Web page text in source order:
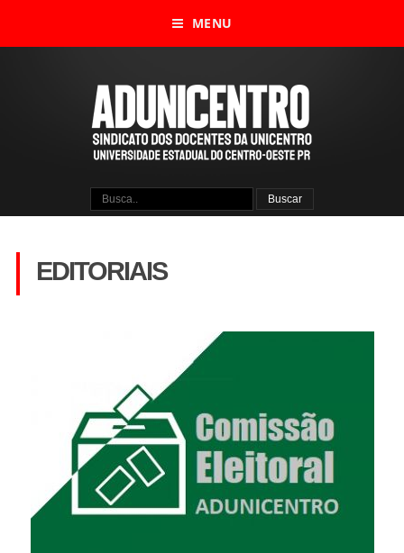
MENU
EDITORIAIS